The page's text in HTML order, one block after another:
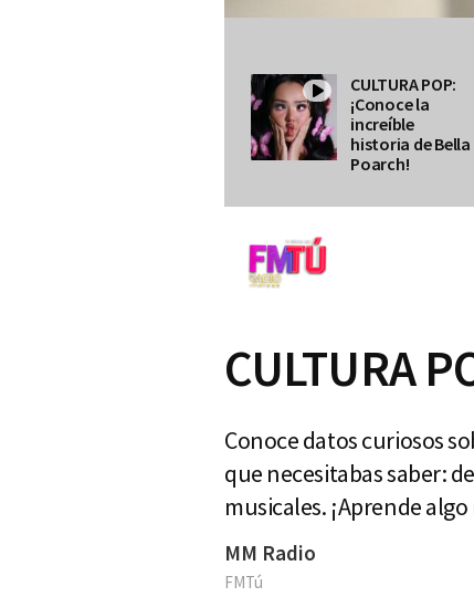
CULTURA POP:
¡Conoce la
increíble
historia de Bella
Poarch!
CULTURA
Conoce datos curiosos
que necesitabas saber:
musicales. ¡Aprende
MM Radio
FMTú